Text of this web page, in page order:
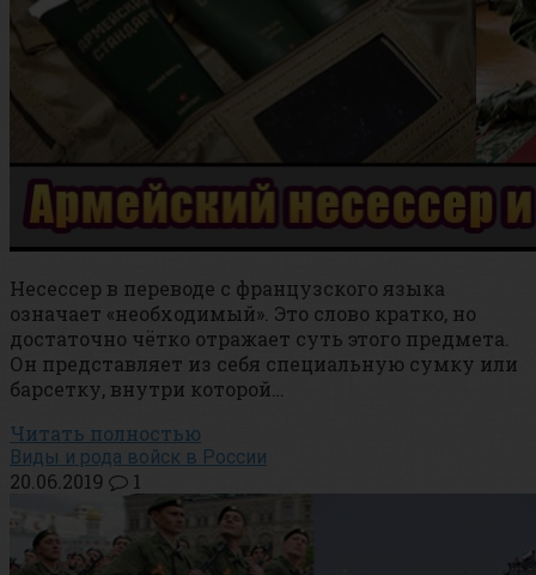
Несессер в переводе с французского языка
означает «необходимый». Это слово кратко, но
достаточно чётко отражает суть этого предмета.
Он представляет из себя специальную сумку или
барсетку, внутри которой…
Читать полностью
Виды и рода войск в России
20.06.2019 1